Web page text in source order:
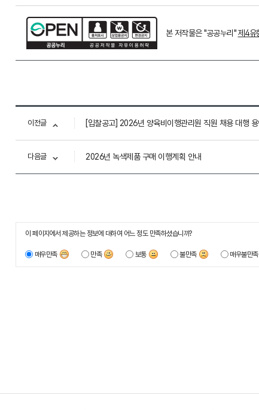
본 저작물은 "공공누리"제4유
이전글 [입찰공고] 2026년 양육비이행관리원 직원 채용 대행 용
다음글 2026년 녹색제품 구매 이행계획 안내
이 페이지에서 제공하는 정보에 대하여 어느 정도 만족하셨습니까?
매우만족 만족 보통 불만족 매우불만족